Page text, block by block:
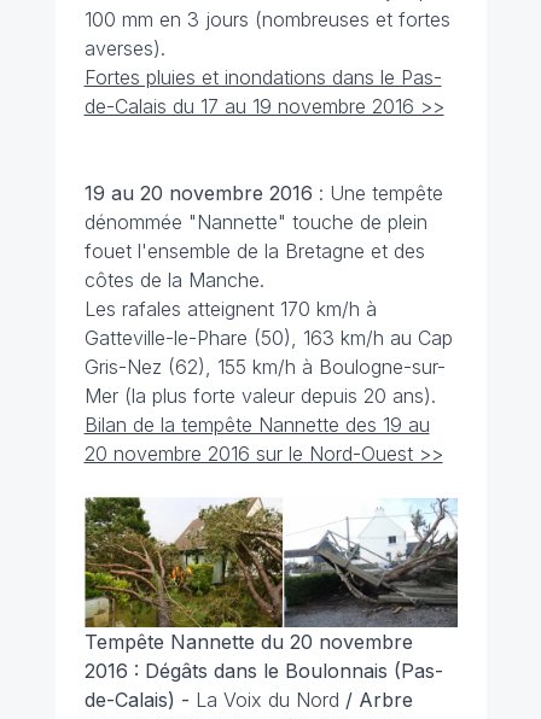
100 mm en 3 jours (nombreuses et fortes
averses).
Fortes pluies et inondations dans le Pas-
de-Calais du 17 au 19 novembre 2016 >>
19 au 20 novembre 2016 : Une tempête
dénommée "Nannette" touche de plein
fouet l'ensemble de la Bretagne et des
côtes de la Manche.
Les rafales atteignent 170 km/h à
Gatteville-le-Phare (50), 163 km/h au Cap
Gris-Nez (62), 155 km/h à Boulogne-sur-
Mer (la plus forte valeur depuis 20 ans).
Bilan de la tempête Nannette des 19 au
20 novembre 2016 sur le Nord-Ouest >>
Tempête Nannette du 20 novembre
2016 : Dégâts dans le Boulonnais (Pas-
de-Calais) - La Voix du Nord / Arbre